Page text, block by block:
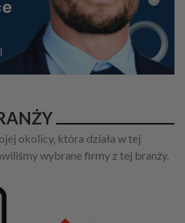
okolicy, która działa w tej
wybrane firmy z tej branży.